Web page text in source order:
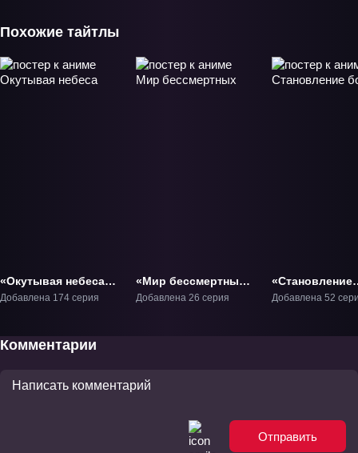
Похожие тайтлы
«Окутывая небеса»
ТВ-1
Добавлена 174 серия
«Мир бессмертных»
ТВ-1
Добавлена 26 серия
«Становление
богом» ТВ-1
Добавлена 52
Комментарии
Отправить